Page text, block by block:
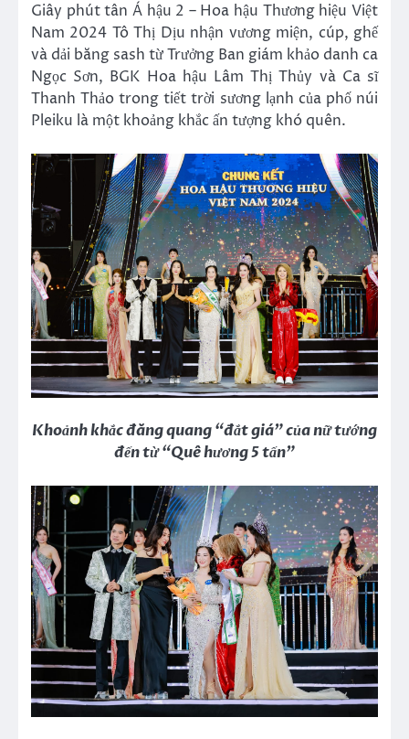
Giây phút tân Á hậu 2 – Hoa hậu Thương hiệu Việt
Nam 2024 Tô Thị Dịu nhận vương miện, cúp, ghế
và dải băng sash từ Trưởng Ban giám khảo danh ca
Ngọc Sơn, BGK Hoa hậu Lâm Thị Thủy và Ca sĩ
Thanh Thảo trong tiết trời sương lạnh của phố núi
Pleiku là một khoảng khắc ấn tượng khó quên.
Khoảnh khắc đăng quang “đắt giá” của nữ tướng
đến từ“Quê hương 5 tấn”